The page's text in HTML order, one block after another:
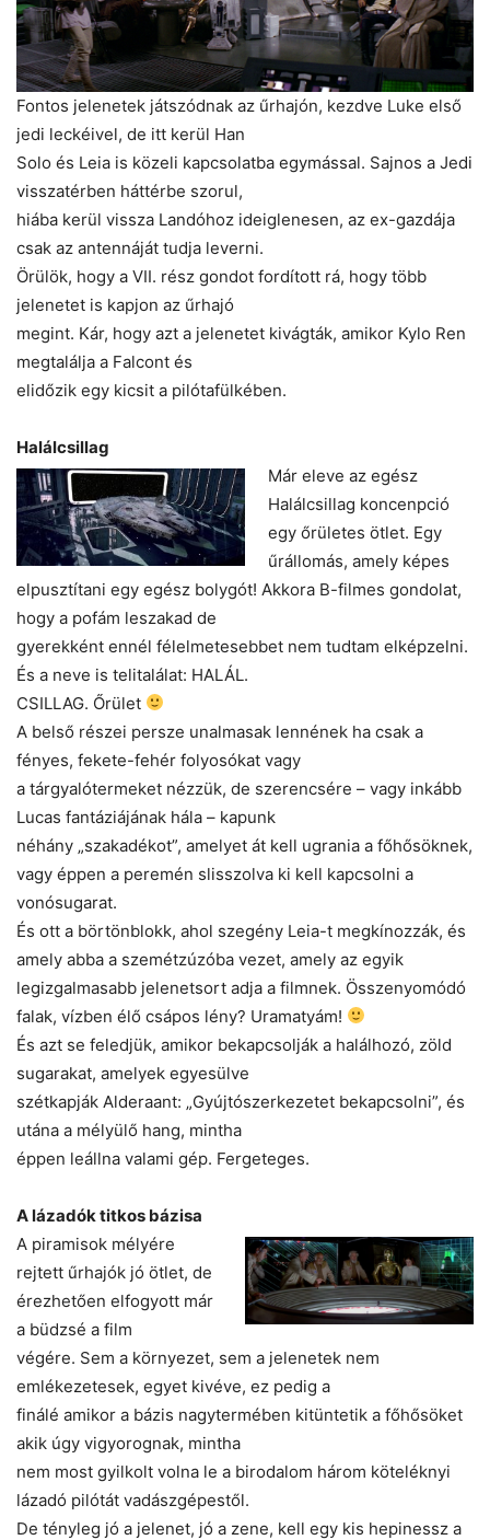
Fontos jelenetek játszódnak az űrhajón, kezdve Luke első
jedi leckéivel, de itt kerül Han
Solo és Leia is közeli kapcsolatba egymással. Sajnos a Jedi
visszatérben háttérbe szorul,
hiába kerül vissza Landóhoz ideiglenesen, az ex-gazdája
csak az antennáját tudja leverni.
Örülök, hogy a VII. rész gondot fordított rá, hogy több
jelenetet is kapjon az űrhajó
megint. Kár, hogy azt a jelenetet kivágták, amikor Kylo Ren
megtalálja a Falcont és
elidőzik egy kicsit a pilótafülkében.
Halálcsillag
Már eleve az egész
Halálcsillag koncenpció
egy őrületes ötlet. Egy
űrállomás, amely képes
elpusztítani egy egész bolygót! Akkora B-filmes gondolat,
hogy a pofám leszakad de
gyerekként ennél félelmetesebbet nem tudtam elképzelni.
És a neve is telitalálat: HALÁL.
CSILLAG. Őrület
A belső részei persze unalmasak lennének ha csak a
fényes, fekete-fehér folyosókat vagy
a tárgyalótermeket nézzük, de szerencsére – vagy inkább
Lucas fantáziájának hála – kapunk
néhány „szakadékot”, amelyet át kell ugrania a főhősöknek,
vagy éppen a peremén slisszolva ki kell kapcsolni a
vonósugarat.
És ott a börtönblokk, ahol szegény Leia-t megkínozzák, és
amely abba a szemétzúzóba vezet, amely az egyik
legizgalmasabb jelenetsort adja a filmnek. Összenyomódó
falak, vízben élő csápos lény? Uramatyám!
És azt se feledjük, amikor bekapcsolják a halálhozó, zöld
sugarakat, amelyek egyesülve
szétkapják Alderaant: „Gyújtószerkezetet bekapcsolni”, és
utána a mélyülő hang, mintha
éppen leállna valami gép. Fergeteges.
A lázadók titkos bázisa
A piramisok mélyére
rejtett űrhajók jó ötlet, de
érezhetően elfogyott már
a büdzsé a film
végére. Sem a környezet, sem a jelenetek nem
emlékezetesek, egyet kivéve, ez pedig a
finálé amikor a bázis nagytermében kitüntetik a főhősöket
akik úgy vigyorognak, mintha
nem most gyilkolt volna le a birodalom három köteléknyi
lázadó pilótát vadászgépestől.
De tényleg jó a jelenet, jó a zene, kell egy kis hepinessz a